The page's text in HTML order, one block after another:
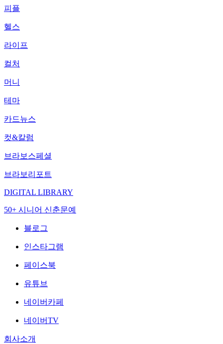
피플
헬스
라이프
컬처
머니
테마
카드뉴스
컷&칼럼
브라보스페셜
브라보리포트
DIGITAL LIBRARY
50+ 시니어 신춘문예
블로그
인스타그램
페이스북
유튜브
네이버카페
네이버TV
회사소개